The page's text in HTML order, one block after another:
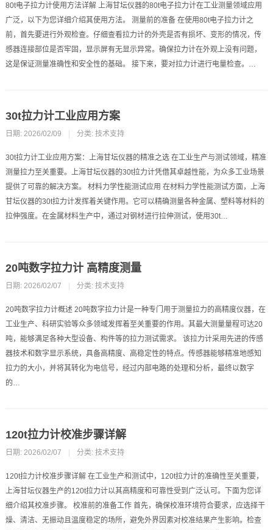
80t电子拉力计使用方法详解 上海甘坛仪器的80t电子拉力计在工业测量领域应用
广泛，以下为您详细介绍其使用方法。 测量前的准备 在使用80t电子拉力计之
前，首先要进行外观检查。仔细查看拉力计的外壳是否有损坏、变形的情况，传
感器连接部位是否牢固，显示屏有无显示异常。确保拉力计在外观上没有问题，
这是保证测量准确性和安全性的基础。 接下来，要对拉力计进行电量检查。…
30t拉力计工业应用方案
日期: 2026/02/09 | 分类: 技术支持
30t拉力计工业应用方案：上海甘坛仪器的精准之选 在工业生产与测试领域，精准
测量拉力至关重要。上海甘坛仪器的30t拉力计凭借其卓越性能，为众多工业场景
提供了可靠的解决方案。 材料力学性能测试应用 在材料力学性能测试方面，上海
甘坛仪器的30t拉力计发挥着关键作用。它可以精确测量各种金属、塑料等材料的
拉伸强度。在金属材料生产中，通过对钢材进行拉伸测试，使用30t…
20吨数字拉力计 高精度测量
日期: 2026/02/07 | 分类: 技术支持
20吨数字拉力计概述 20吨数字拉力计是一种专门用于测量拉力的高精度仪器，在
工业生产、科研实验等众多领域发挥着至关重要的作用。其最大测量量程可达20
吨，能够满足各种大型设备、构件等的拉力测试需求。 该拉力计采用先进的传感
器技术和数字显示系统，具备高精度、高稳定性的特点。传感器能够精准地感知
拉力的大小，并将其转化为电信号，经过内部电路的处理和分析，最终以数字
的…
120t拉力计校准步骤详解
日期: 2026/02/07 | 分类: 技术支持
120t拉力计校准步骤详解 在工业生产和测试中，120t拉力计的准确性至关重要，
上海甘坛仪器生产的120t拉力计以其高精度和可靠性受到广泛认可。下面为您详
细介绍其校准步骤。 校准前的准备工作 首先，确保校准环境符合要求，应选择干
燥、清洁、无振动且温度稳定的场所，避免外界因素对校准结果产生影响。检查